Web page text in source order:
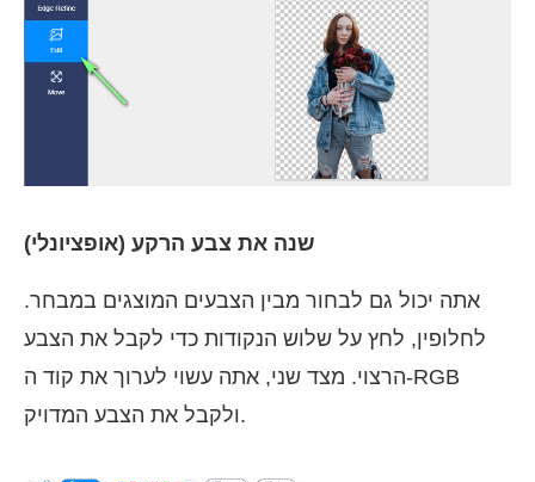
שנה את צבע הרקע (אופציונלי)
אתה יכול גם לבחור מבין הצבעים המוצגים במבחר.
לחלופין, לחץ על שלוש הנקודות כדי לקבל את הצבע
הרצוי. מצד שני, אתה עשוי לערוך את קוד ה-RGB
ולקבל את הצבע המדויק.